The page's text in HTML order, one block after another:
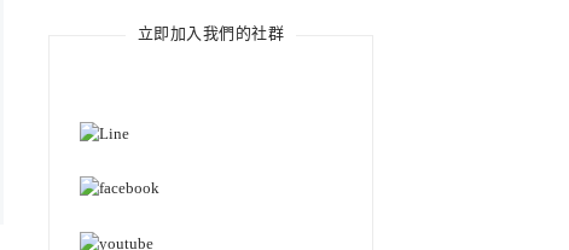
立即加入我們的社群